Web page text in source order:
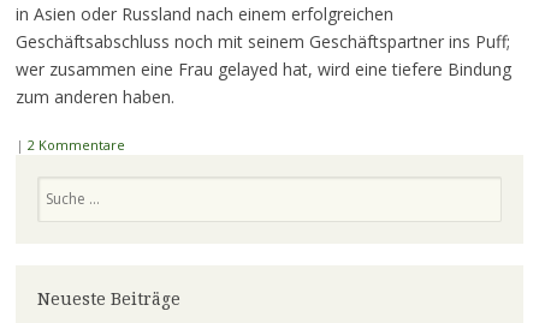
in Asien oder Russland nach einem erfolgreichen
Geschäftsabschluss noch mit seinem Geschäftspartner ins Puff;
wer zusammen eine Frau gelayed hat, wird eine tiefere Bindung
zum anderen haben.
| 2 Kommentare
Neueste Beiträge